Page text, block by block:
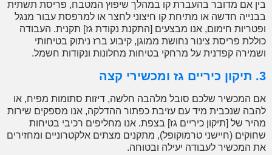
אם מדובר בהעברת קו במהלך שיפוץ המטבח, פריסת תשתית
חדשה או מתיחת קו חיצוני לחצר או למרפסת עבור מנגל
חימום, אנו מבצעים [התקנת נקודת גז] תקנית. העבודה
פריסת צינור נחושת ממוגן, קיבוע ברז ניתוק בטיחותי
קפדנית על מרחקי בטיחות מחלונות ונקודות חשמל.
שלכם סובל מלהבה חלשה, דיזות סתומות מפיח, או
שנכבית מיד עם עזיבת כפתור ההדלקה, אנו מספקים שירות
של [תיקון כיריים גז] בצפת. אנו מחליפים רכיבי בטיחות
(חיישני טרמוקופל), מתקנים מצתים אלקטרוניים ומחזירים
לעבודה יעילה ובטוחה.